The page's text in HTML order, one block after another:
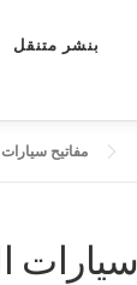
بنشر متنقل
مفاتيح سيارات